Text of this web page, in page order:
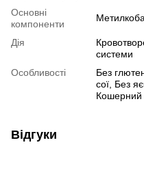
Основні
компоненти
Дія
системи
Особливості
Без
сої, Без
Кошерний
Відгуки